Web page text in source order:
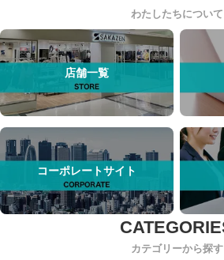
わたしたちについて
店舗一覧
コーポレートサイト
カテゴリーから探す